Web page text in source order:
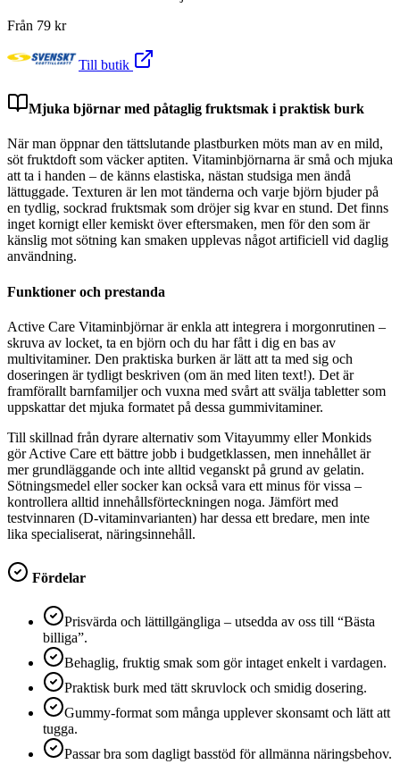
Från 79 kr
Till butik
Mjuka björnar med påtaglig fruktsmak i praktisk burk
När man öppnar den tättslutande plastburken möts man av en mild,
söt fruktdoft som väcker aptiten. Vitaminbjörnarna är små och mjuka
att ta i handen – de känns elastiska, nästan studsiga men ändå
lättuggade. Texturen är len mot tänderna och varje björn bjuder på
en tydlig, sockrad fruktsmak som dröjer sig kvar en stund. Det finns
inget kornigt eller kemiskt över eftersmaken, men för den som är
känslig mot sötning kan smaken upplevas något artificiell vid daglig
användning.
Funktioner och prestanda
Active Care Vitaminbjörnar är enkla att integrera i morgonrutinen –
skruva av locket, ta en björn och du har fått i dig en bas av
multivitaminer. Den praktiska burken är lätt att ta med sig och
doseringen är tydligt beskriven (om än med liten text!). Det är
framförallt barnfamiljer och vuxna med svårt att svälja tabletter som
uppskattar det mjuka formatet på dessa gummivitaminer.
Till skillnad från dyrare alternativ som Vitayummy eller Monkids
gör Active Care ett bättre jobb i budgetklassen, men innehållet är
mer grundläggande och inte alltid veganskt på grund av gelatin.
Sötningsmedel eller socker kan också vara ett minus för vissa –
kontrollera alltid innehållsförteckningen noga. Jämfört med
testvinnaren (D-vitaminvarianten) har dessa ett bredare, men inte
lika specialiserat, näringsinnehåll.
Fördelar
Prisvärda och lättillgängliga – utsedda av oss till “Bästa
billiga”.
Behaglig, fruktig smak som gör intaget enkelt i vardagen.
Praktisk burk med tätt skruvlock och smidig dosering.
Gummy-format som många upplever skonsamt och lätt att
tugga.
Passar bra som dagligt basstöd för allmänna näringsbehov.